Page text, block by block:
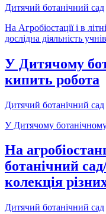
Дитячий ботанічний сад
На Агробіостації і в
дослідна діяльність
У Дитячому
кипить робота
Дитячий ботанічний сад
У Дитячому
На
ботанічний
колекція
Дитячий ботанічний сад